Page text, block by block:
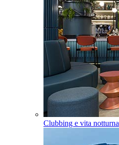
Clubbing e vita notturna